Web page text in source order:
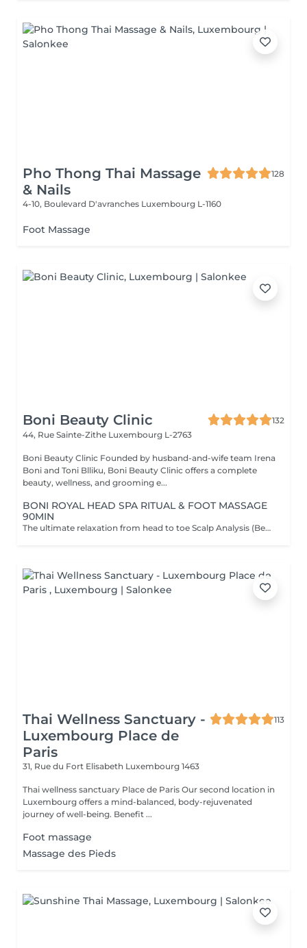
Pho Thong Thai Massage
& Nails
128
4-10, Boulevard D'avranches Luxembourg L-1160
Foot Massage
Boni Beauty Clinic
132
44, Rue Sainte-Zithe Luxembourg L-2763
Boni Beauty Clinic Founded by husband-and-wife team Irena
Boni and Toni Blliku, Boni Beauty Clinic offers a complete
beauty, wellness, and grooming e...
BONI ROYAL HEAD SPA RITUAL & FOOT MASSAGE
90MIN
The ultimate relaxation from head to toe Scalp Analysis (Becon Pro Camera) Microbubble Scalp Cleansing Rootonix Scalp & Hair Treatment Steam & Mist Infusion Scalp Massage Foot Massage (15min) Aromatherapy Ritual Blow Dry
Thai Wellness Sanctuary -
Luxembourg Place de
Paris
113
31, Rue du Fort Elisabeth Luxembourg 1463
Thai wellness sanctuary Place de Paris Our second location in
Luxembourg offers a mind-balanced, body-rejuvenated
journey of well-being. Benefit ...
Foot massage
Massage des Pieds